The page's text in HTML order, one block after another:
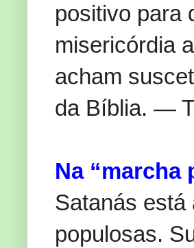
positivo para
misericórdia
acham
da Bíblia. —
Na “marcha
Satanás está
populosas.